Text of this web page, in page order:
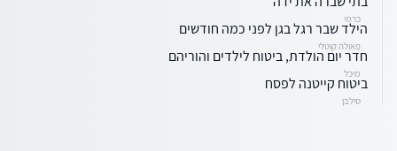
כרמי
הילד שבר רגל בגן לפני כמה חודשים
פאולה קוטלי
חדר יום הולדת, ביטוח לילדים והוריהם
מיכל
ביטוח קייטנה לפסח
סילבן